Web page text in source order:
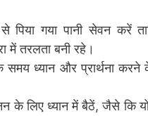
पिया गया पानी सेवन करें
में तरलता बनी रहे।
समय ध्यान और प्रार्थना
के लिए ध्यान में बैठें, जैसे कि